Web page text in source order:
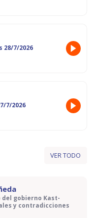
28/7/2026
7/2026
VER TODO
del gobierno Kast-
y contradicciones